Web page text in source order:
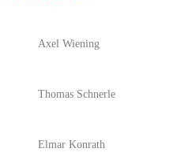
Axel Wiening
Thomas Schnerle
Elmar Konrath